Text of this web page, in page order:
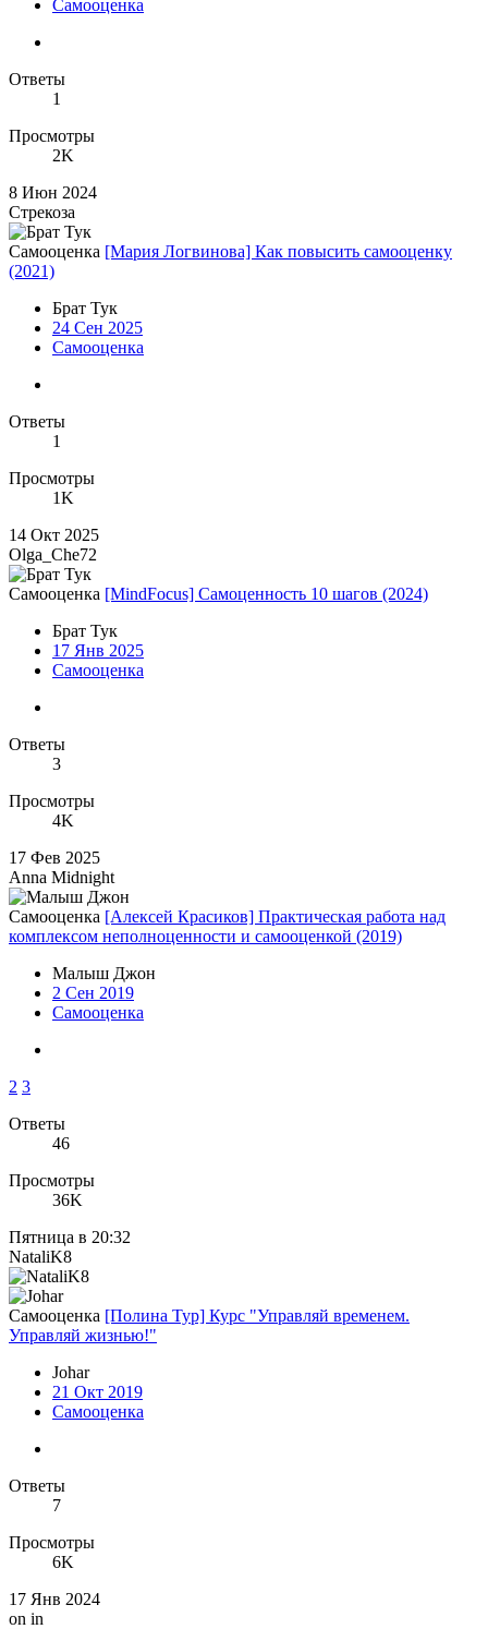
Самооценка
Ответы
1
Просмотры
2K
8 Июн 2024
Стрекоза
Самооценка [Мария Логвинова] Как повысить самооценку
(2021)
Брат Тук
24 Сен 2025
Самооценка
Ответы
1
Просмотры
1K
14 Окт 2025
Olga_Che72
Самооценка [MindFocus] Самоценность 10 шагов (2024)
Брат Тук
17 Янв 2025
Самооценка
Ответы
3
Просмотры
4K
17 Фев 2025
Anna Midnight
Самооценка [Алексей Красиков] Практическая работа над
комплексом неполноценности и самооценкой (2019)
Малыш Джон
2 Сен 2019
Самооценка
2 3
Ответы
46
Просмотры
36K
Пятница в 20:32
NataliK8
Самооценка [Полина Тур] Курс "Управляй временем.
Управляй жизнью!"
Johar
21 Окт 2019
Самооценка
Ответы
7
Просмотры
6K
17 Янв 2024
on in